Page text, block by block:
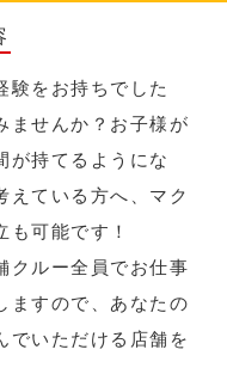
験をお持ちでした
ませんか？お子様が
が持てるようにな
えている方へ、マク
も可能です！
クルー全員でお仕事
ますので、あなたの
でいただける店舗を